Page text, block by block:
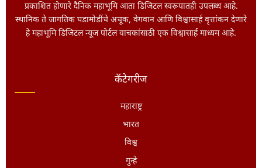
प्रकाशित होणारे दैनिक महाभूमि आता डिजिटल स्वरूपातही उपलब्ध आहे.
स्थानिक ते जागतिक घडामोडींचे अचूक, वेगवान आणि विश्वासार्ह वृत्तांकन देणारे
हे महाभूमि डिजिटल न्यूज पोर्टल वाचकांसाठी एक विश्वासार्ह माध्यम आहे.
कॅटेगरीज
महाराष्ट्र
भारत
विश्व
गुन्हे